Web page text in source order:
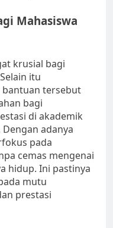
Mahasiswa
krusial bagi
itu
tersebut
bagi
di akademik
adanya
pada
cemas mengenai
hidup. Ini pastinya
mutu
prestasi